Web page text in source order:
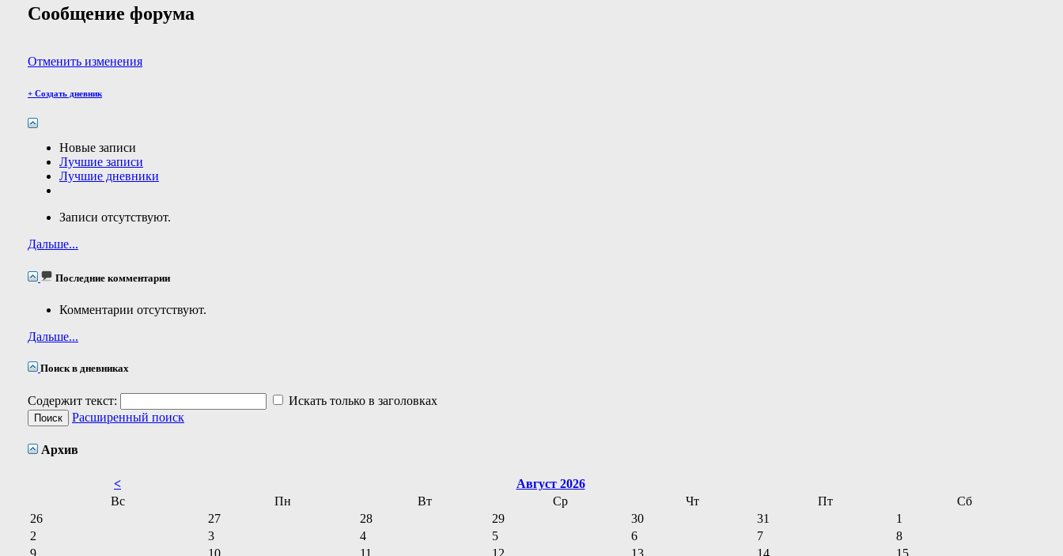
Сообщение форума
Отменить изменения
+ Создать дневник
Новые записи
Лучшие записи
Лучшие дневники
Записи отсутствуют.
Дальше...
Последние комментарии
Комментарии отсутствуют.
Дальше...
Поиск в дневниках
Содержит текст:
Искать только в заголовках
Расширенный поиск
Архив
<
Август 2026
Вс
Пн Вт Ср Чт Пт
Сб
26
27 28 29 30 31
1
2
3 4 5 6 7
8
9
10 11 12 13 14 15